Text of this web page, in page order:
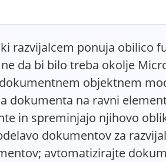
razvijalcem ponuja obilico
da bi bilo treba okolje
objektnem
na ravni
in spreminjajo njihovo
dokumentov za
avtomatizirajte